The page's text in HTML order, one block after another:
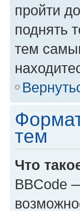
пройти
поднять
тем
тем
Что
BBCode